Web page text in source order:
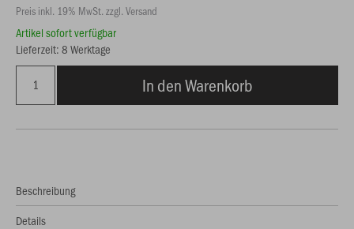
Preis inkl. 19% MwSt. zzgl. Versand
Artikel sofort verfügbar
Lieferzeit: 8 Werktage
In den Warenkorb
Beschreibung
Details